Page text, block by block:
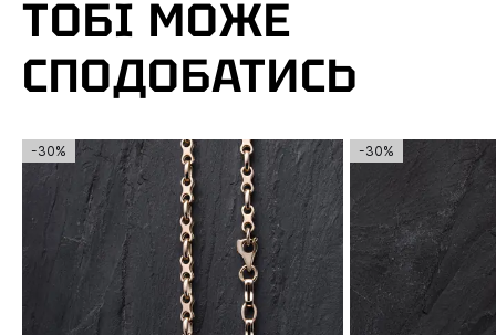
ТОБІ МОЖЕ
СПОДОБАТИСЬ
-30% -30%